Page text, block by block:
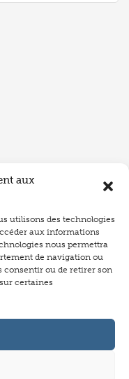
aux
utilisons des technologies
aux informations
nous permettra
de navigation ou
consentir ou de retirer son
certaines